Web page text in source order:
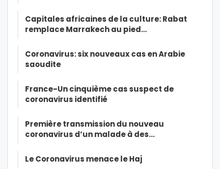
Capitales africaines de la culture: Rabat
remplace Marrakech au pied…
Coronavirus: six nouveaux cas en Arabie
saoudite
France-Un cinquième cas suspect de
coronavirus identifié
Première transmission du nouveau
coronavirus d’un malade à des…
Le Coronavirus menace le Haj